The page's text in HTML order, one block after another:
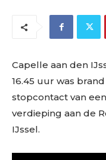
Capelle aan den
16.45 uur was
stopcontact van
verdieping aan de
IJssel.